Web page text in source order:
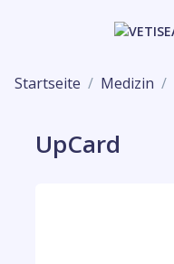
Startseite Medizin
UpCard